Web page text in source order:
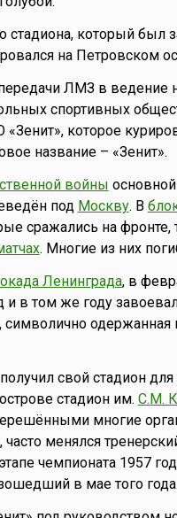
стадиона, который был
на Петровском
передачи ЛМЗ в
спортивных
которое
название – «Зенит».
войны
под Москву. В
сражались на фронте,
. Многие из них
Ленинграда, в
и в том же году
одержанная
свой стадион
стадион им. С.М.
многие
менялся
чемпионата 1957
в мае того года.